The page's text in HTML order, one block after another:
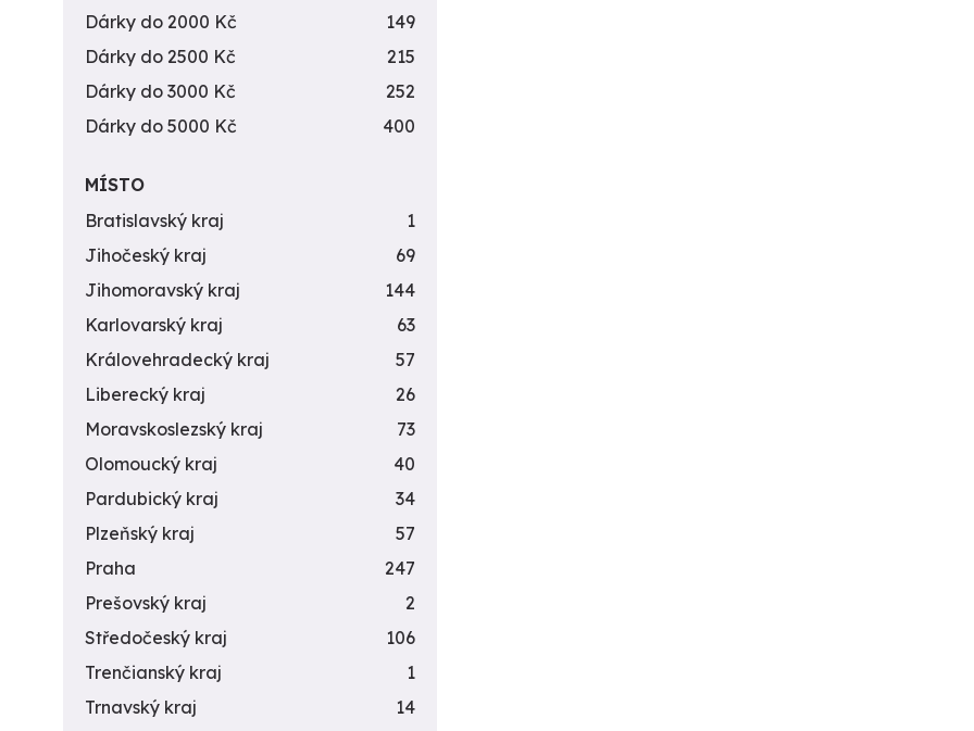
Dárky do 2000 Kč
149
Dárky do 2500 Kč
215
Dárky do 3000 Kč
252
Dárky do 5000 Kč
400
MÍSTO
Bratislavský kraj
1
Jihočeský kraj
69
Jihomoravský kraj
144
Karlovarský kraj
63
Královehradecký kraj
57
Liberecký kraj
26
Moravskoslezský kraj
73
Olomoucký kraj
40
Pardubický kraj
34
Plzeňský kraj
57
Praha
247
Prešovský kraj
2
Středočeský kraj
106
Trenčianský kraj
1
Trnavský kraj
14